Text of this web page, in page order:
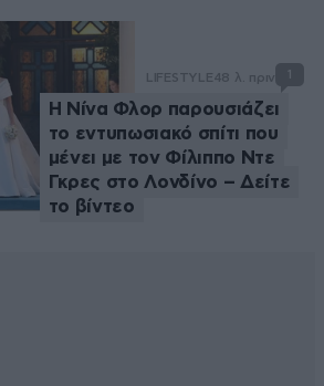
LIFESTYLE48 λ. πριν 1
Η Νίνα Φλορ παρουσιάζει
το εντυπωσιακό σπίτι που
μένει με τον Φίλιππο Ντε
Γκρες στο Λονδίνο – Δείτε
το βίντεο